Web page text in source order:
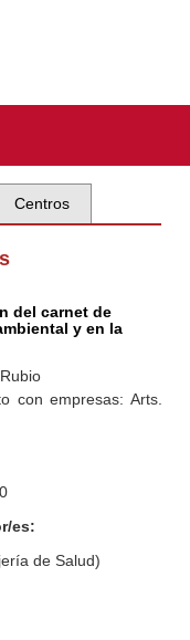
Centros
del carnet de
y en la
con empresas: Arts.
es:
de Salud)